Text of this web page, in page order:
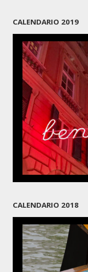
CALENDARIO 2019
CALENDARIO 2018